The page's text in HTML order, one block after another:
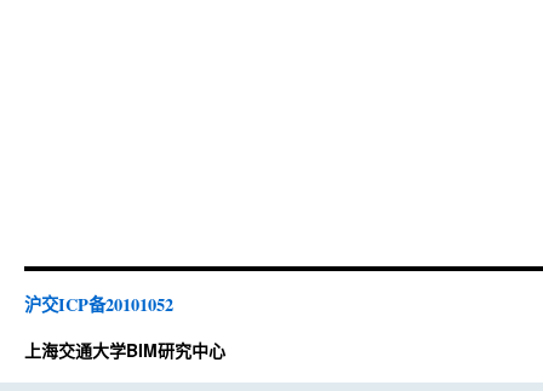
沪交ICP备20101052
上海交通大学BIM研究中心